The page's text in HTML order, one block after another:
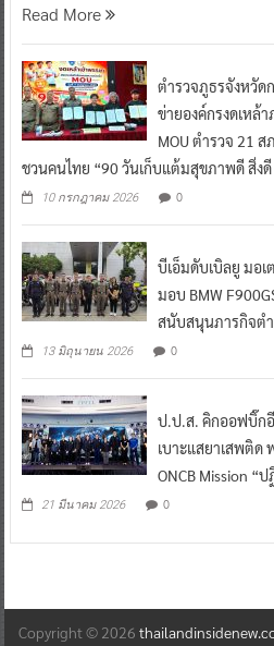
Read More
ตำรวจภูธรจังหวั
ข่ายองค์กรงดเหล้
MOU ตำรวจ 21 ส
ชวนคนไทย “90 วันเก็บแต้มสุขภาพดี สิ่งดี
10 กรกฎาคม 2026 0
บีเอ็มดับเบิลยู มอเ
มอบ BMW
สนับสนุนภารกิจตำ
13 มิถุนายน 2026 0
ป.ป.ส. คิกออฟบิ๊ก
เบาะแสยาเสพติ
ONCB Mission “
21 มีนาคม 2026 0
Copyright © 2026